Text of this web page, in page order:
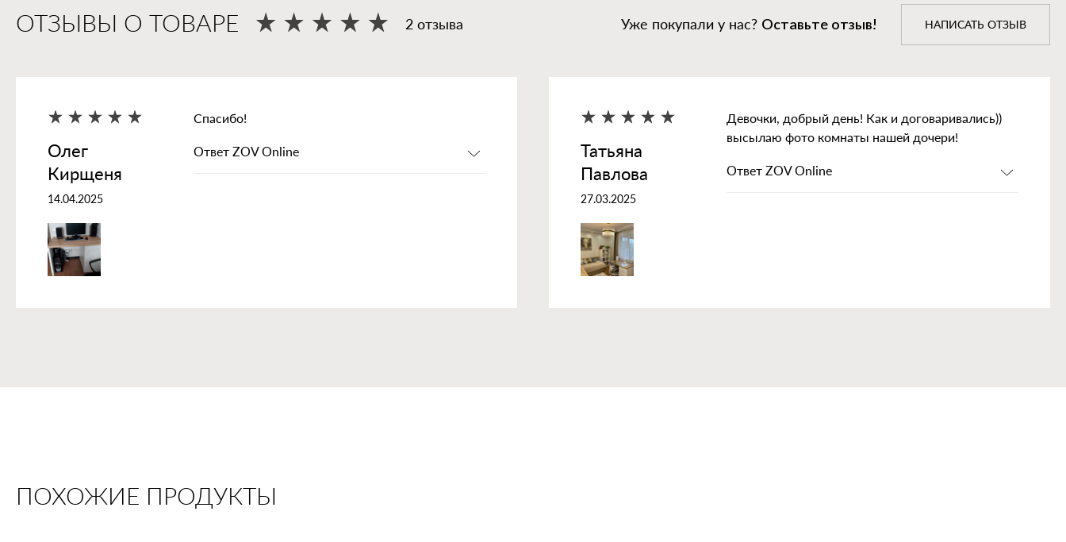
ОТЗЫВЫ О ТОВАРЕ 2 отзыва Уже покупали у нас? Оставьте отзыв! НАПИСАТЬ ОТЗЫВ
Олег
Кирщеня
14.04.2025
Спасибо!
Ответ ZOV Online
Татьяна
Павлова
27.03.2025
Девочки, добрый день! Как и договаривались))
высылаю фото комнаты нашей дочери!
Ответ ZOV Online
ПОХОЖИЕ ПРОДУКТЫ